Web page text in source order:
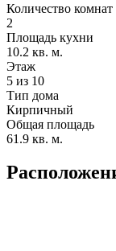
Количество комнат
2
Площадь кухни
10.2 кв. м.
Этаж
5 из 10
Тип дома
Кирпичный
Общая площадь
61.9 кв. м.